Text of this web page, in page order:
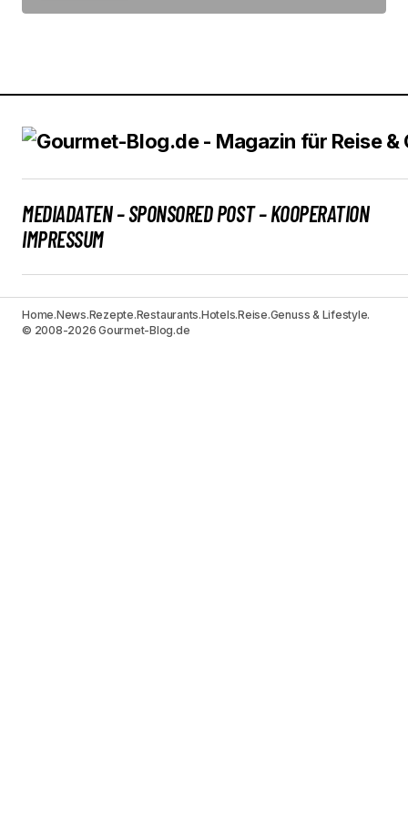
MEDIADATEN – SPONSORED POST – KOOPERATION
IMPRESSUM
Home.News.Rezepte.Restaurants.Hotels.Reise.Genuss & Lifestyle.
© 2008-2026 Gourmet-Blog.de